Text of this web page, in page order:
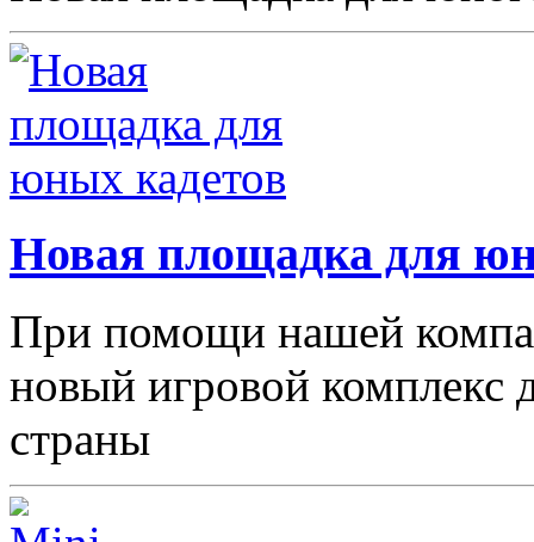
Новая площадка для
При помощи нашей
новый игровой комплекс
страны